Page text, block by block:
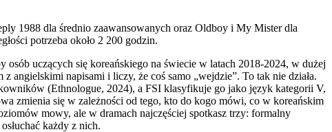
1988 dla średnio zaawansowanych oraz Oldboy i My Mister dla
potrzeba około 2 200 godzin.
uczących się koreańskiego na świecie w latach 2018-2024, w dużej
angielskimi napisami i liczy, że coś samo „wejdzie”. To tak nie działa.
(Ethnologue, 2024), a FSI klasyfikuje go jako język kategorii V,
zmienia się w zależności od tego, kto do kogo mówi, co w koreańskim
mowy, ale w dramach najczęściej spotkasz trzy: formalny
każdy z nich.